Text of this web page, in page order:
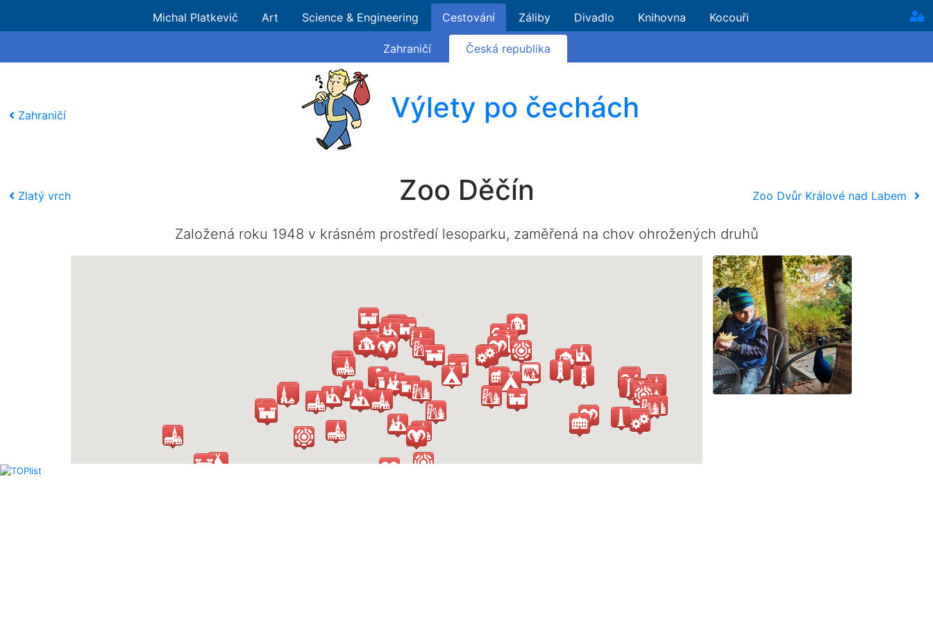
Michal Platkevič Art Science & Engineering Cestování Záliby Divadlo Knihovna Kocouři
Zahraničí Česká republika
Zahraničí Výlety po čechách
Zlatý vrch Zoo Děčín Zoo Dvůr Králové nad Labem
Založená roku 1948 v krásném prostředí lesoparku, zaměřená na chov ohrožených druhů